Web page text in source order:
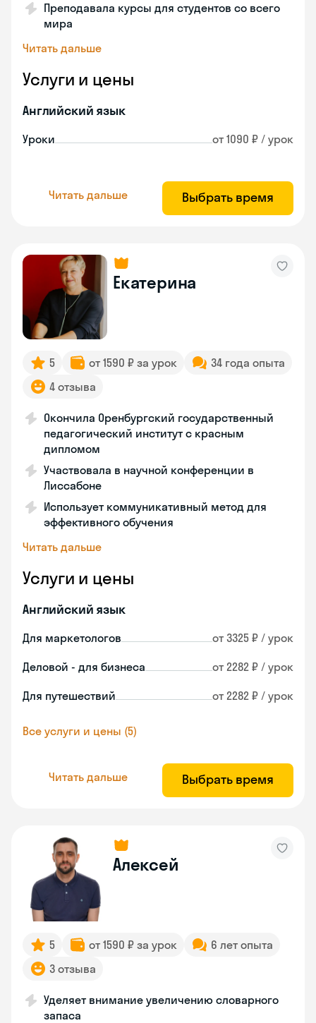
Преподавала курсы для студентов со всего
мира
Читать дальше
Услуги и цены
Английский язык
Уроки от 1090 ₽ / урок
Читать дальше Выбрать время
Екатерина
5 от 1590 ₽ за урок
34 года опыта
4 отзыва
Окончила Оренбургский государственный
педагогический институт с красным
дипломом
Участвовала в научной конференции в
Лиссабоне
Использует коммуникативный метод для
эффективного обучения
Читать дальше
Услуги и цены
Английский язык
Для маркетологов от 3325 ₽ / урок
Деловой - для бизнеса от 2282 ₽ / урок
Для путешествий от 2282 ₽ / урок
Все услуги и цены (5)
Читать дальше Выбрать время
Алексей
5 от 1590 ₽ за урок
6 лет опыта
3 отзыва
Уделяет внимание увеличению словарного
запаса